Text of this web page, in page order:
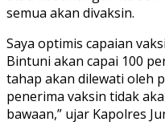
semua akan divaksin.
Saya optimis capaian
Bintuni akan capai 100
tahap akan dilewati oleh
penerima vaksin tidak
bawaan,” ujar Kapolres